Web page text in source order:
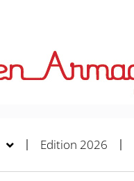
Edition 2026